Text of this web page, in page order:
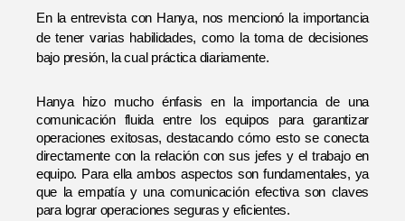
En la entrevista con Hanya, nos mencionó la importancia
de tener varias habilidades, como la toma de decisiones
bajo presión, la cual práctica diariamente.
Hanya hizo mucho énfasis en la importancia de una
comunicación fluida entre los equipos para garantizar
operaciones exitosas, destacando cómo esto se conecta
directamente con la relación con sus jefes y el trabajo en
equipo. Para ella ambos aspectos son fundamentales, ya
que la empatía y una comunicación efectiva son claves
para lograr operaciones seguras y eficientes.